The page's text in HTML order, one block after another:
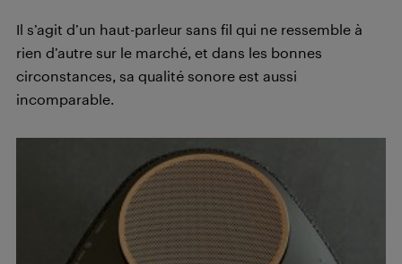
Il s’agit d’un haut-parleur sans fil qui ne ressemble à
rien d’autre sur le marché, et dans les bonnes
circonstances, sa qualité sonore est aussi
incomparable.